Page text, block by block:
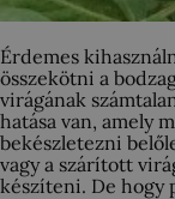
Érdemes
összekötni a
virágának
hatása van, amely
bekészletezni
vagy a szárított
készíteni. De hogy